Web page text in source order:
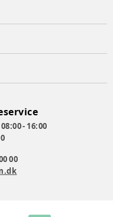
- 16:00
00